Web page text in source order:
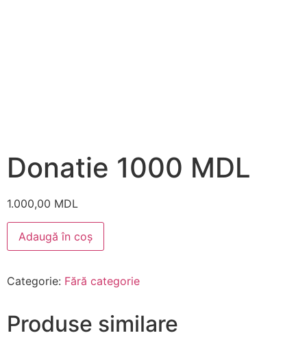
Donatie 1000 MDL
1.000,00 MDL
Adaugă în coș
Categorie: Fără categorie
Produse similare